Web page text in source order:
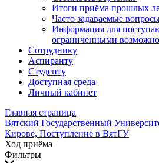
Итоги приёма прошлых
Часто задаваемые
Информация для
ограниченными
Сотруднику
Аспиранту
Студенту
Доступная среда
Личный кабинет
Главная страница
Вятский Государственный
Кирове, Поступление в ВятГУ
Ход приёма
Фильтры